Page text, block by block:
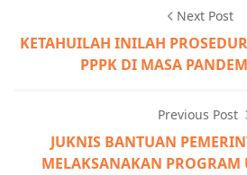
Next Post
KETAHUILAH INILAH
PPPK DI MASA
Previous Post
JUKNIS BANTUAN
MELAKSANAKAN PROGRAM